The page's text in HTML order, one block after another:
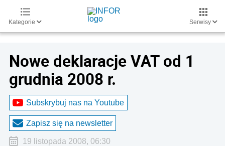
Kategorie Serwisy
Nowe deklaracje VAT od 1
grudnia 2008 r.
Subskrybuj nas na Youtube
Zapisz się na newsletter
19 listopada 2008, 06:30